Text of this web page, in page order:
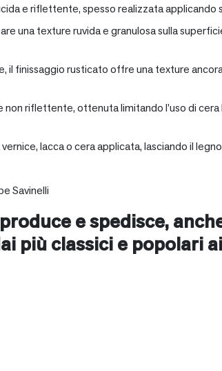
e riflettente, spesso realizzata applicando
una texture ruvida e granulosa sulla
il finissaggio rusticato offre una texture
non riflettente, ottenuta limitando l’uso di
lacca o cera applicata, lasciando il
Savinelli
e spedisce,
più classici e popolari